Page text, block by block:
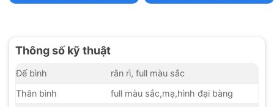
Thông số kỹ thuật
Đế bình
rằn rì, full màu sắc
Thân bình
full màu sắc,mạ,hình đại bàng